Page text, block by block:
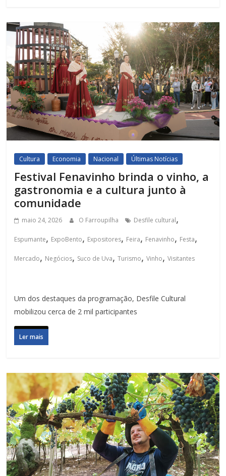
Cultura Economia Nacional Últimas Notícias
Festival Fenavinho brinda o vinho, a
gastronomia e a cultura junto à
comunidade
maio 24, 2026 O Farroupilha Desfile cultural,
Espumante, ExpoBento, Expositores, Feira, Fenavinho, Festa,
Mercado, Negócios, Suco de Uva,Turismo,Vinho,Visitantes
Um dos destaques da programação, Desfile Cultural
mobilizou cerca de 2 mil participantes
Ler mais